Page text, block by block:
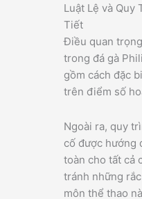
Luật Lệ và Quy
Tiết
Điều quan
trong đá gà
gồm cách đặc
trên điểm số
Ngoài ra, quy
cố được hướng
toàn cho tất cả
tránh những
môn thể thao